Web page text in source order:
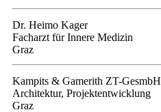
Dr. Heimo Kager
Facharzt für Innere Medizin
Graz
Kampits & Gamerith ZT-GesmbH
Architektur, Projektentwicklung
Graz